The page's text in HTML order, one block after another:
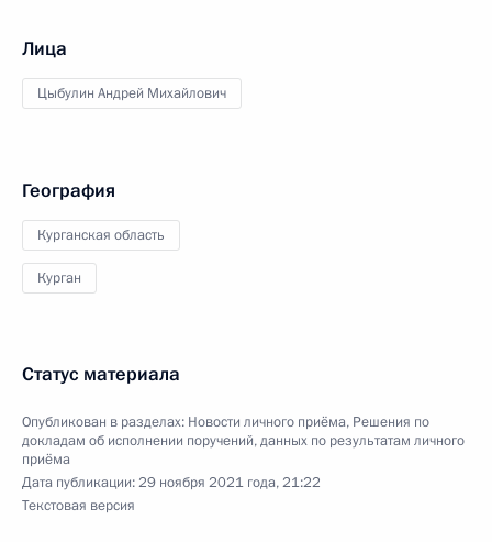
Лица
Цыбулин Андрей Михайлович
География
Курганская область
Курган
Статус материала
Опубликован в разделах: Новости личного приёма, Решения по
докладам об исполнении поручений, данных по результатам личного
приёма
Дата публикации:29 ноября 2021 года, 21:22
Текстовая версия